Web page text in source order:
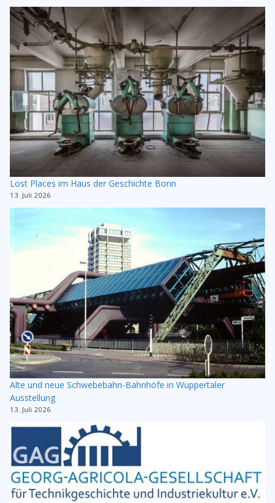
Lost Places im Haus der Geschichte Bonn
13. Juli 2026
Alte und neue Schwebebahn-Bahnhöfe in Wuppertaler
Ausstellung
13. Juli 2026